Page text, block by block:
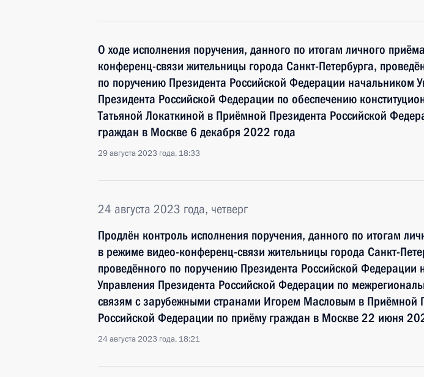
О ходе исполнения поручения, данного по итогам личного
конференц-связи жительницы города Санкт-Петербурга,
по поручению Президента Российской Федерации начальником
Президента Российской Федерации по обеспечению
Татьяной Локаткиной в Приёмной Президента Российской
граждан в Москве 6 декабря 2022 года
29 августа 2023 года, 18:33
24 августа 2023 года, четверг
Продлён контроль исполнения поручения, данного по итогам
в режиме видео-конференц-связи жительницы города Санкт-
проведённого по поручению Президента Российской Федерации
Управления Президента Российской Федерации по
связям с зарубежными странами Игорем Масловым в Приёмной
Российской Федерации по приёму граждан в Москве 22 июня
24 августа 2023 года, 18:21